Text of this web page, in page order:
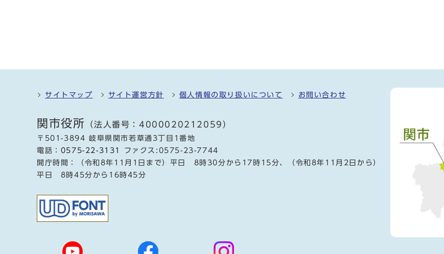
サイトマップ サイト運営方針 個人情報の取り扱いについて お問い合わせ
関市役所 （法人番号：4000020212059）
〒501-3894 岐阜県関市若草通3丁目1番地
電話： 0575-22-3131
ファクス:0575-23-7744
開庁時間：（令和8年11月1日まで）平日 8時30分から17時15分、（令和8年11月2日から）
平日 8時45分から16時45分